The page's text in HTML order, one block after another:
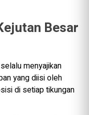
Besar
menyajikan
yang diisi oleh
di setiap tikungan